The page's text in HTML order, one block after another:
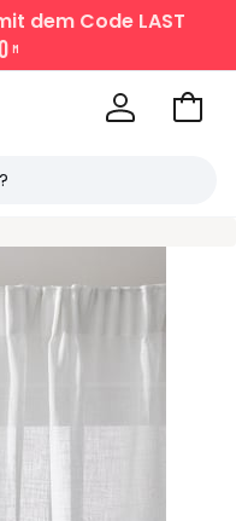
dem Code LAST
0 M
Zum